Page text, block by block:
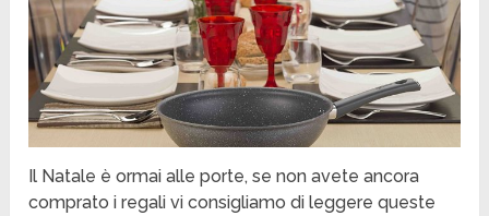
Il Natale è ormai alle porte, se non avete ancora
comprato i regali vi consigliamo di leggere queste